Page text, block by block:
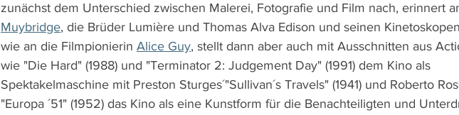
zunächst dem Unterschied zwischen Malerei, Fotografie und Film nach, erinnert
Muybridge, die Brüder Lumière und Thomas Alva Edison und seinen
wie an die Filmpionierin Alice Guy, stellt dann aber auch mit Ausschnitten aus
wie "Die Hard" (1988) und "Terminator 2: Judgement Day" (1991) dem Kino als
Spektakelmaschine mit Preston Sturges´"Sullivan´s Travels" (1941) und Roberto
"Europa ´51" (1952) das Kino als eine Kunstform für die Benachteiligten und